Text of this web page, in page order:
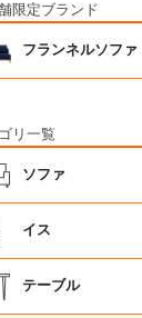
限定ブランド
フランネルソファ
リ一覧
ソファ
イス
テーブル